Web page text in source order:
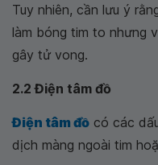
Tuy nhiên, cần lưu ý
làm bóng tim to nhưng
gây tử vong.
2.2 Điện tâm đồ
Điện tâm đồ có các
dịch màng ngoài tim